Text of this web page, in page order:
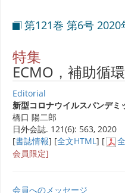
第121巻 第6号 2020
特集
ECMO，補助循
Editorial
新型コロナウイルスパンデミ
橋口 陽二郎
日外会誌. 121(6): 563, 2020
[書誌情報] [全文HTML] [
会員限定]
会員へのメッセージ